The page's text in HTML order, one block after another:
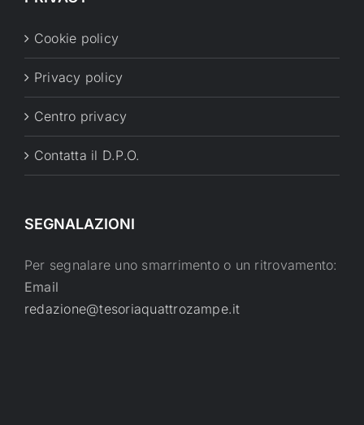
Cookie policy
Privacy policy
Centro privacy
Contatta il D.P.O.
SEGNALAZIONI
Per segnalare uno smarrimento o un ritrovamento:
Email
redazione@tesoriaquattrozampe.it